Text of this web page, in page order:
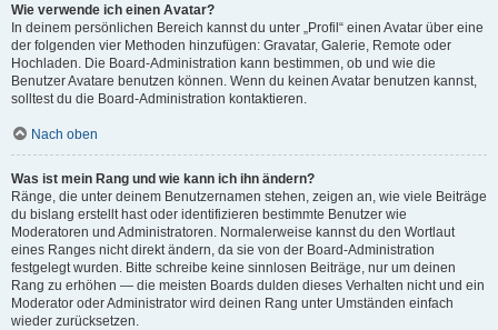
Wie verwende ich einen Avatar?
In deinem persönlichen Bereich kannst du unter „Profil“ einen Avatar über eine
der folgenden vier Methoden hinzufügen: Gravatar, Galerie, Remote oder
Hochladen. Die Board-Administration kann bestimmen, ob und wie die
Benutzer Avatare benutzen können. Wenn du keinen Avatar benutzen kannst,
solltest du die Board-Administration kontaktieren.
Nach oben
Was ist mein Rang und wie kann ich ihn ändern?
Ränge, die unter deinem Benutzernamen stehen, zeigen an, wie viele Beiträge
du bislang erstellt hast oder identifizieren bestimmte Benutzer wie
Moderatoren und Administratoren. Normalerweise kannst du den Wortlaut
eines Ranges nicht direkt ändern, da sie von der Board-Administration
festgelegt wurden. Bitte schreibe keine sinnlosen Beiträge, nur um deinen
Rang zu erhöhen — die meisten Boards dulden dieses Verhalten nicht und ein
Moderator oder Administrator wird deinen Rang unter Umständen einfach
wieder zurücksetzen.